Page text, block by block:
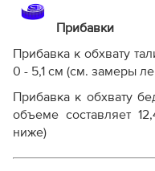
Прибавки
Прибавка к обхвату
0 - 5,1 см (см. замеры
Прибавка к обхвату
объеме составляет
ниже)